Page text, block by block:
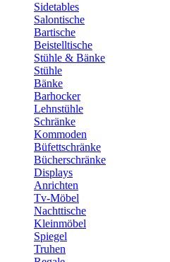
Sidetables
Salontische
Bartische
Beistelltische
Stühle & Bänke
Stühle
Bänke
Barhocker
Lehnstühle
Schränke
Kommoden
Büfettschränke
Bücherschränke
Displays
Anrichten
Tv-Möbel
Nachttische
Kleinmöbel
Spiegel
Truhen